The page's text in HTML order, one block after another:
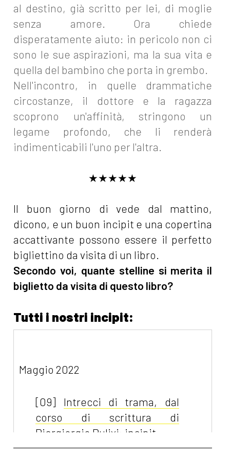
al destino, già scritto per lei, di moglie
senza amore. Ora chiede
disperatamente aiuto: in pericolo non ci
sono le sue aspirazioni, ma la sua vita e
quella del bambino che porta in grembo.
Nell'incontro, in quelle drammatiche
circostanze, il dottore e la ragazza
scoprono un'affinità, stringono un
legame profondo, che li renderà
indimenticabili l'uno per l'altra.
★★★★★
Il buon giorno di vede dal mattino,
dicono, e un buon incipit e una copertina
accattivante possono essere il perfetto
bigliettino da visita di un libro.
Secondo voi, quante stelline si merita il
biglietto da visita di questo libro?
Tutti i nostri incipit:
Maggio 2022
[09] Intrecci di trama, dal
corso di scrittura di
Piergiorgio Pulixi: incipit
[06]Madri allo specchio,